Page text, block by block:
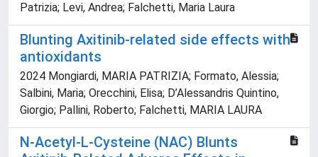
Patrizia; Levi, Andrea; Falchetti, Maria Laura
Blunting Axitinib-related side effects with
antioxidants
2024 Mongiardi, MARIA PATRIZIA; Formato, Alessia;
Salbini, Maria; Orecchini, Elisa; D’Alessandris Quintino,
Giorgio; Pallini, Roberto; Falchetti, MARIA LAURA
N-Acetyl-L-Cysteine (NAC) Blunts